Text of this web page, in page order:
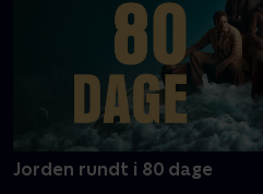
Jorden rundt i 80 dage